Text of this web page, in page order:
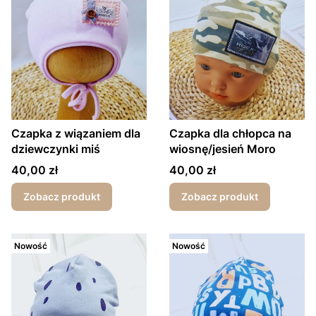
Czapka z wiązaniem dla
dziewczynki miś
Cena
40,00 zł
Zobacz produkt
Czapka dla chłopca na
wiosnę/jesień Moro
Cena
40,00 zł
Zobacz produkt
Nowość Nowość